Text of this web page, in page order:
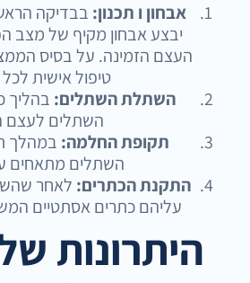
אבחון ו תכנון: בבדיקה
יבצע אבחון מקיף של מצב
העצם הזמינה. על בסיס
טיפול אישית
השתלת השתלים: בהליך
השתלים לעצם
תקופת החלמה: במהלך
השתלים מתאחים
התקנת הכתרים: לאחר
עליהם כתרים אסתטיים
היתרונות